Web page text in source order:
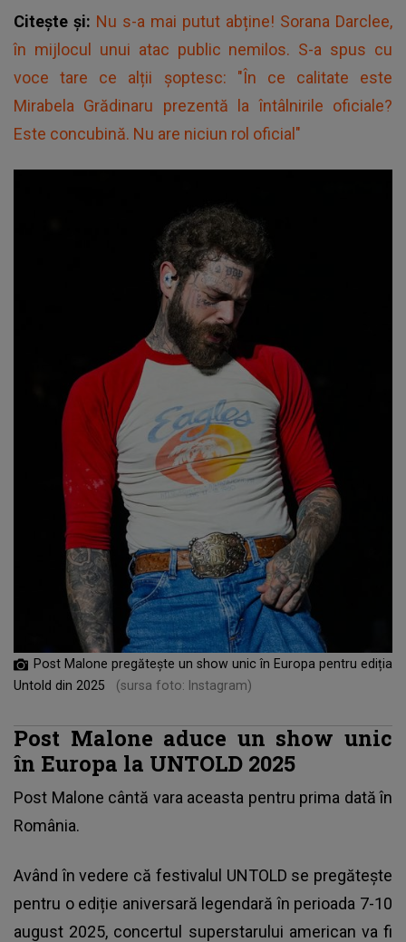
Citește și: Nu s-a mai putut abține! Sorana Darclee,
în mijlocul unui atac public nemilos. S-a spus cu
voce tare ce alții șoptesc: "În ce calitate este
Mirabela Grădinaru prezentă la întâlnirile oficiale?
Este concubină. Nu are niciun rol oficial"
Post Malone pregătește un show unic în Europa pentru ediția
Untold din 2025
(sursa foto: Instagram)
Post Malone aduce un show unic
în Europa la UNTOLD 2025
Post Malone cântă vara aceasta pentru prima dată în
România.
Având în vedere că festivalul UNTOLD se pregătește
pentru o ediție aniversară legendară în perioada 7-10
august 2025, concertul superstarului american va fi